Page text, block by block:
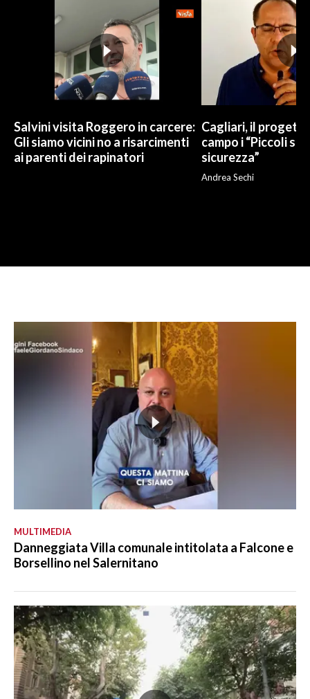
Salvini visita Roggero in carcere:
Gli siamo vicini no a risarcimenti
ai parenti dei rapinatori
Cagliari, il
campo i “Piccoli
sicurezza”
Andrea Sechi
MULTIMEDIA
Danneggiata Villa comunale intitolata a Falcone e
Borsellino nel Salernitano